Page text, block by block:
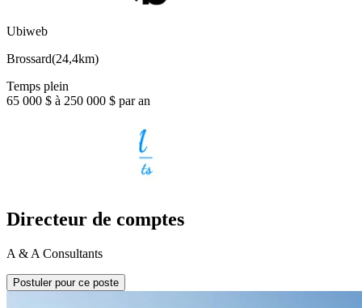
Ubiweb
Brossard(24,4km)
Temps plein
65 000 $ à 250 000 $ par an
Directeur de comptes
A & A Consultants
Postuler pour ce poste